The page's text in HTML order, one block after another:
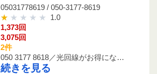
05031778619 / 050-3177-8619
1.0
1,373回
3,075回
2件
050 3177 8618／光回線がお得にな…
続きを見る